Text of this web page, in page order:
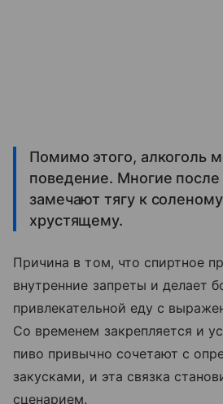
Помимо этого, алкоголь
поведение. Многие после
замечают тягу к
хрустящему.
Причина в том, что спиртное
внутренние запреты и делает
привлекательной еду с
Со временем закрепляется и
пиво привычно сочетают с
закусками, и эта связка
сценарием.